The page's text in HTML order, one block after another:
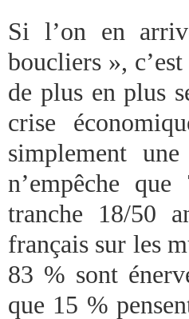
Si l’on en
boucliers »,
de plus en plus
crise
simplement
n’empêche
tranche 18/50
français sur les
83 % sont
que 15 %